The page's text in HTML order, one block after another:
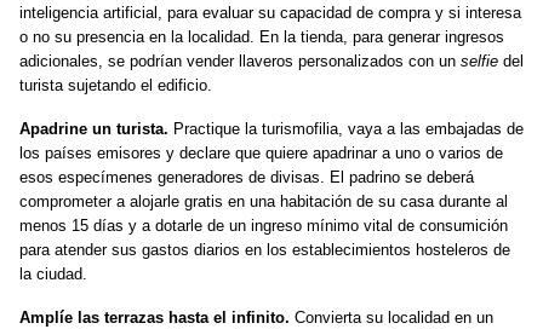
inteligencia artificial, para evaluar su capacidad de compra y si interesa
o no su presencia en la localidad. En la tienda, para generar ingresos
adicionales, se podrían vender llaveros personalizados con un selfie del
turista sujetando el edificio.
Apadrine un turista. Practique la turismofilia, vaya a las embajadas de
los países emisores y declare que quiere apadrinar a uno o varios de
esos especímenes generadores de divisas. El padrino se deberá
comprometer a alojarle gratis en una habitación de su casa durante al
menos 15 días y a dotarle de un ingreso mínimo vital de consumición
para atender sus gastos diarios en los establecimientos hosteleros de
laciudad.
Amplíe las terrazas hasta el infinito. Convierta su localidad en un